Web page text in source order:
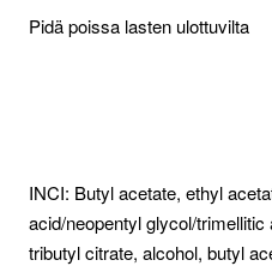
Pidä poissa lasten ulottuvilta
INCI: Butyl acetate, ethyl
acid/neopentyl glycol/
tributyl citrate, alcohol, butyl